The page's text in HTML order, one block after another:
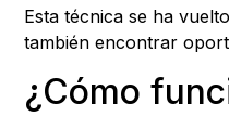
Esta técnica se ha
también encontrar
¿Cómo